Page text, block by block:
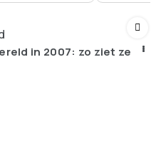
in 2007: zo ziet ze